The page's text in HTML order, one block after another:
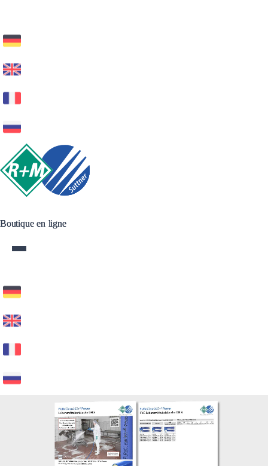
Boutique en ligne
Boutique en ligne